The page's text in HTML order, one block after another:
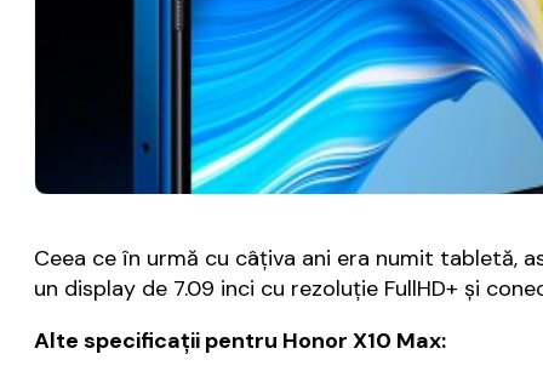
Ceea ce în urmă cu câţiva ani era numit tabletă,
un display de 7.09 inci cu rezoluţie FullHD+ şi
Alte specificaţii pentru Honor X10 Max: